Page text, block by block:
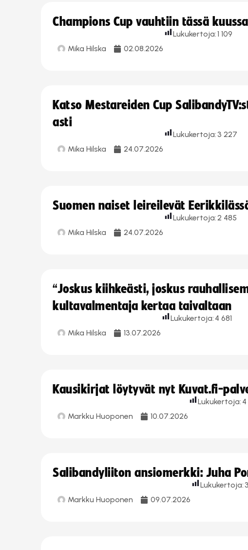
Champions Cup vauhtiin tässä
Mika Hilska 02.08.2026
Lukukertoja:1 109
Katso Mestareiden Cup
asti
Mika Hilska 24.07.2026
Lukukertoja: 3 227
Suomen naiset leireilevät
Mika Hilska 24.07.2026
Lukukertoja:2 485
“Joskus kiihkeästi, joskus
kultavalmentaja kertaa taivaltaan
Mika Hilska 13.07.2026
Lukukertoja: 4 681
Kausikirjat löytyvät nyt Kuvat.fi-
Markku Huoponen 10.07.2026
Lukukertoja: 4
Salibandyliiton ansiomerkki: Juha
Markku Huoponen 09.07.2026
Lukukertoja: